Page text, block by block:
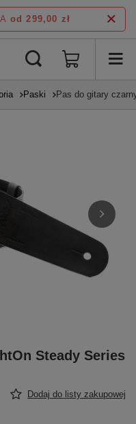
od 299,00 zł
Paski Pas do gitary
Steady Series
Dodaj do listy zakupowej